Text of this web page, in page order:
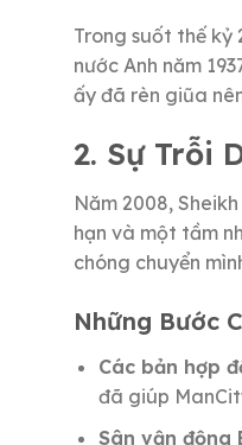
Trong suốt thế
nước Anh năm
ấy đã rèn giũa
2. Sự Trỗi
Năm 2008,
hạn và một tầm
chóng chuyển
Những Bước
Các bản hợp
đã giúp
Sân vận động